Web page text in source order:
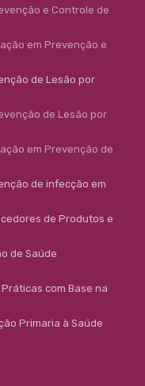
e Controle de
em Prevenção e
de Lesão por
de Lesão por
em Prevenção de
de infecção em
de Produtos e
de Saúde
com Base na
Primaria à Saúde